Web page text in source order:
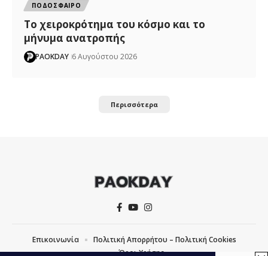
ΠΟΔΟΣΦΑΙΡΟ
Το χειροκρότημα του κόσμο και το
μήνυμα ανατροπής
PAOKDAY 6 Αυγούστου 2026
Περισσότερα
Επικοινωνία
Πολιτική Απορρήτου – Πολιτική Cookies
Όροι Χρήσης